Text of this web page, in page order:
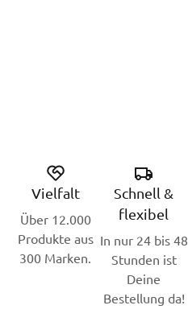
Vielfalt
Über 12.000
Produkte aus
300 Marken.
Schnell &
flexibel
In nur 24 bis 48
Stunden ist
Deine
Bestellung da!